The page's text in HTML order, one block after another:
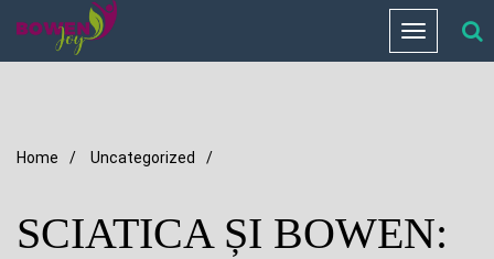
Toggle
navigation
Home / Uncategorized /
SCIATICA ȘI BOWEN: